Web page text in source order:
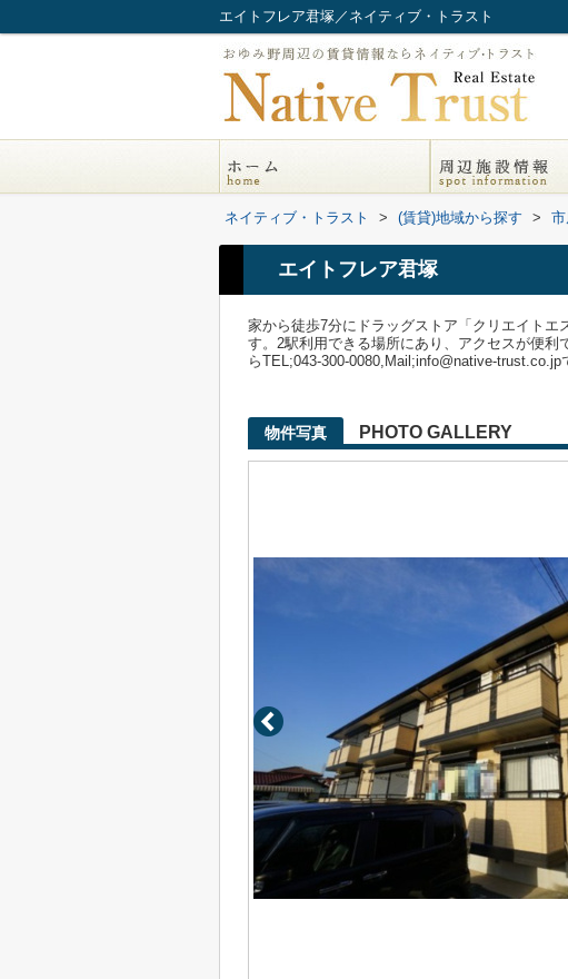
エイトフレア君塚／ネイティブ・トラスト
ネイティブ・トラスト > (賃貸)地域から探す >
エイトフレア君塚
家から徒歩7分にドラッグストア「クリエイト
す。2駅利用できる場所にあり、アクセスが便
らTEL;043-300-0080,Mail;info@native-trust.co.jp
物件写真 PHOTO GALLERY